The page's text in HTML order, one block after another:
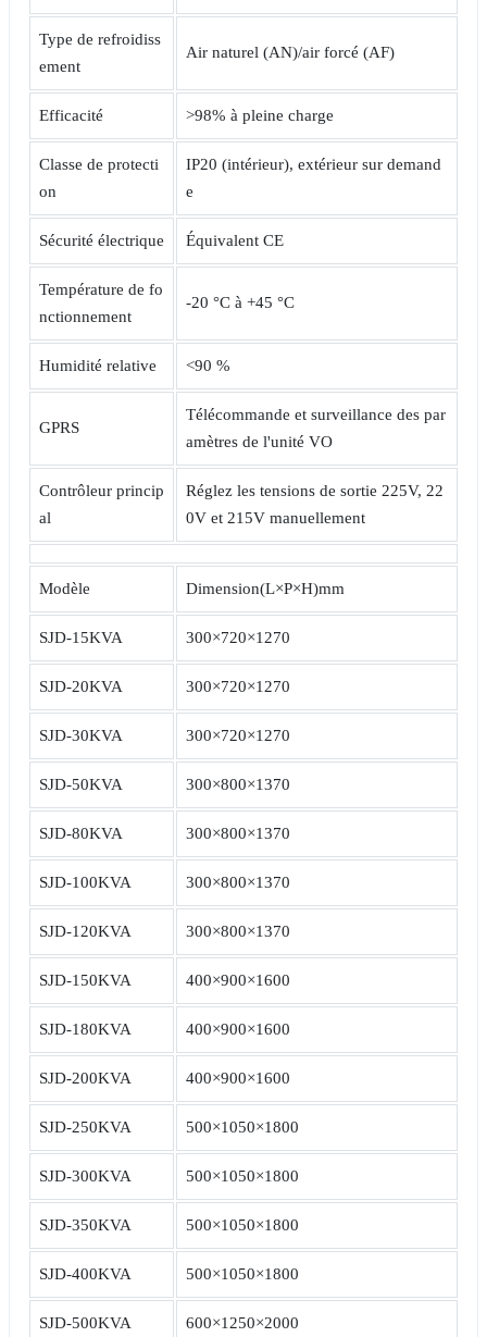
Type de refroidiss
ement
Air naturel (AN)/air forcé (AF)
Efficacité >98% à pleine charge
Classe de protecti
on
IP20 (intérieur), extérieur sur demand
e
Sécurité électrique Équivalent CE
Température de fo
nctionnement
-20 °C à +45 °C
Humidité relative <90 %
GPRS
Télécommande et surveillance des par
amètres de l'unité VO
Contrôleur princip
al
Réglez les tensions de sortie 225V, 22
0V et 215V manuellement
Modèle Dimension(L×P×H)mm
SJD-15KVA 300×720×1270
SJD-20KVA 300×720×1270
SJD-30KVA 300×720×1270
SJD-50KVA 300×800×1370
SJD-80KVA 300×800×1370
SJD-100KVA 300×800×1370
SJD-120KVA 300×800×1370
SJD-150KVA 400×900×1600
SJD-180KVA 400×900×1600
SJD-200KVA 400×900×1600
SJD-250KVA 500×1050×1800
SJD-300KVA 500×1050×1800
SJD-350KVA 500×1050×1800
SJD-400KVA 500×1050×1800
SJD-500KVA 600×1250×2000